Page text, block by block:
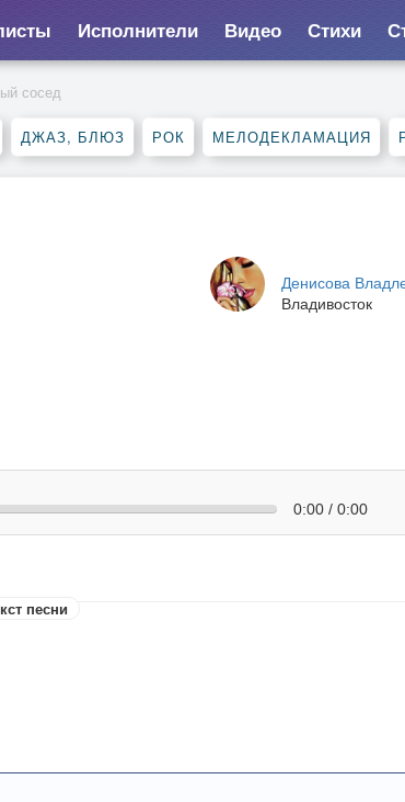
Исполнители Видео Стихи
сосед
ДЖАЗ, БЛЮЗ РОК МЕЛОДЕКЛАМАЦИЯ
Денисова
Владивосток
0:00 / 0:00
песни